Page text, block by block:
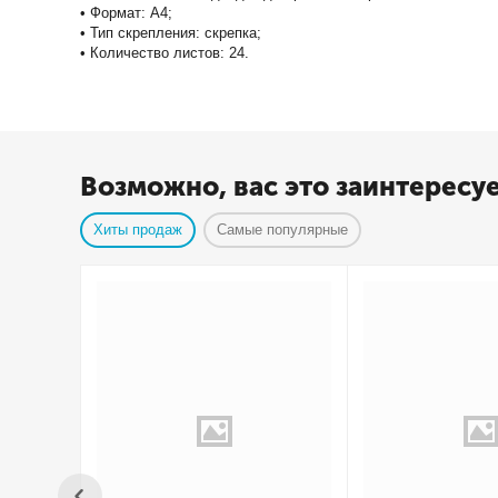
• Формат: А4;
• Тип скрепления: скрепка;
• Количество листов: 24.
Возможно, вас это
Хиты продаж Самые популярные